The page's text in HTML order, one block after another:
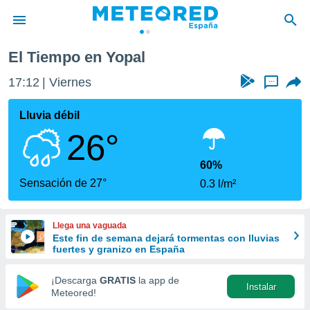
de
por
se
calidad.
a este
las
y
forma
digital
basada
El Tiempo en Yopal
17:13 Viernes ...
Lluvia débil
26°
Sensación de 27°
60%
0.3 l/m²
Llega una vaguada
Este fin de semana dejará tormentas con lluvias
fuertes y granizo en España
¡Descarga GRATIS la app de
Meteored!
Instalar